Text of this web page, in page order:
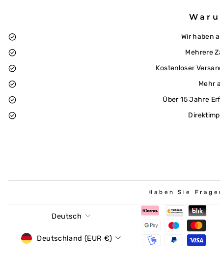
Wir haben
Mehrere
Kostenloser
Mehr
Über 15 Jahre
Haben Sie
Sprache
Deutsch
Währung
Deutschland (EUR €)